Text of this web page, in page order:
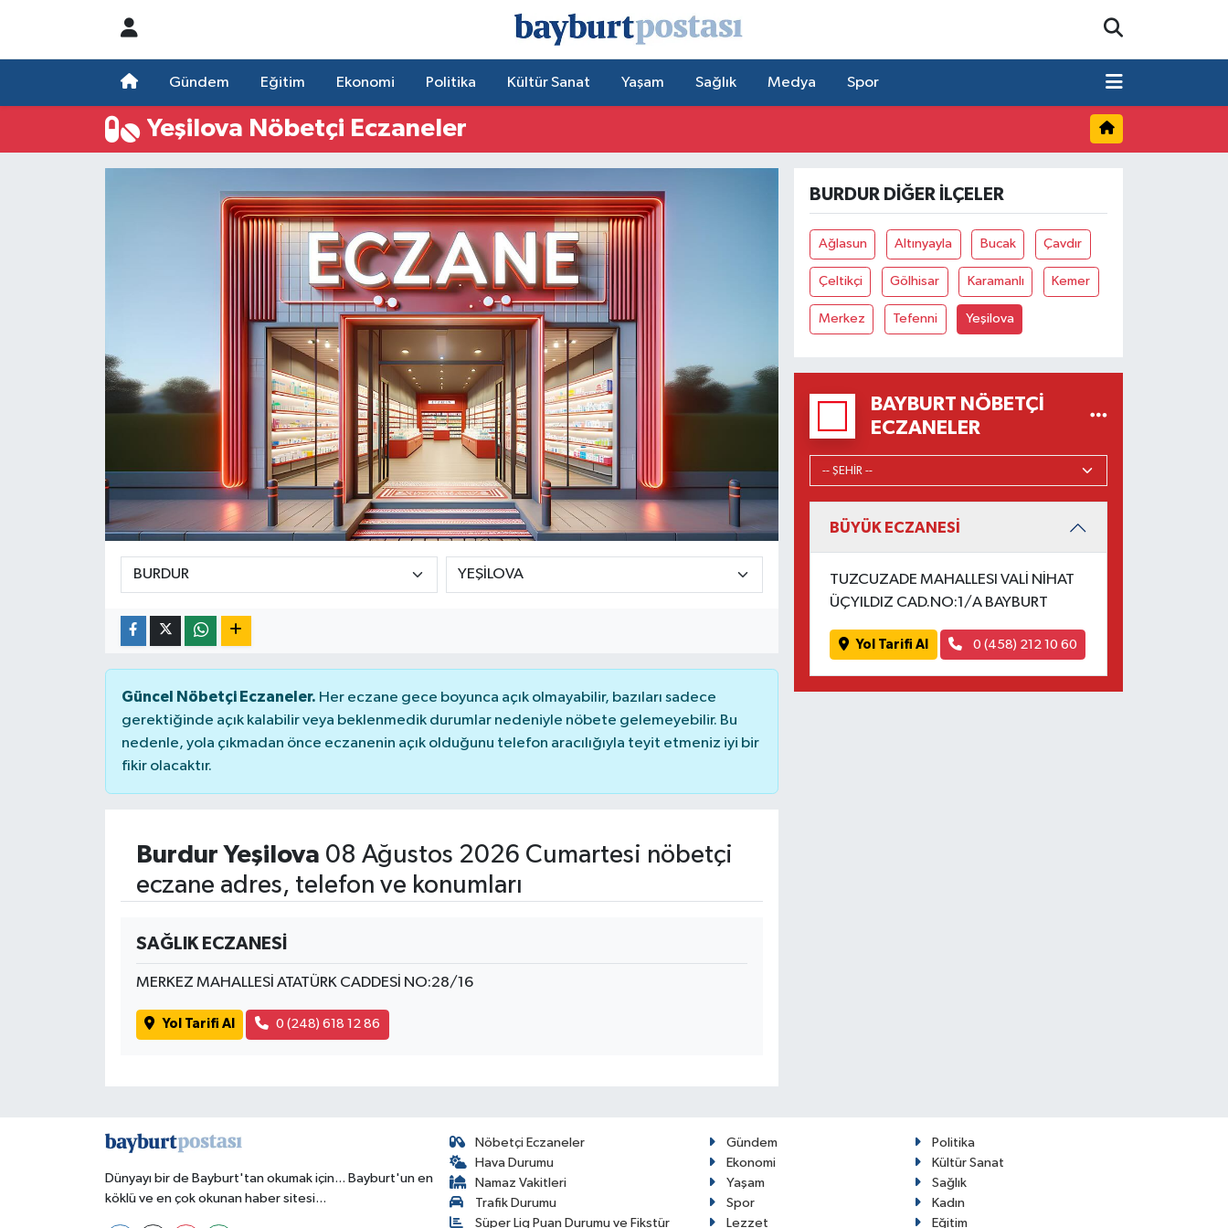
Gündem Eğitim Ekonomi Politika Kültür Sanat Yaşam Sağlık Medya Spor
Yeşilova Nöbetçi Eczaneler
Güncel Nöbetçi Eczaneler. Her eczane gece boyunca açık olmayabilir, bazıları sadece
gerektiğinde açık kalabilir veya beklenmedik durumlar nedeniyle nöbete gelemeyebilir. Bu
nedenle, yola çıkmadan önce eczanenin açık olduğunu telefon aracılığıyla teyit etmeniz iyi bir
fikir olacaktır.
Burdur Yeşilova 08 Ağustos 2026 Cumartesi nöbetçi
eczane adres, telefon ve konumları
SAĞLIK ECZANESİ
MERKEZ MAHALLESİ ATATÜRK CADDESİ NO:28/16
Yol Tarifi Al 0 (248) 618 12 86
BURDUR DIĞER İLÇELER
Ağlasun Altınyayla Bucak Çavdır
Çeltikçi Gölhisar Karamanlı Kemer
Merkez Tefenni Yeşilova
BAYBURT NÖBETÇI
ECZANELER
BÜYÜK ECZANESİ
TUZCUZADE MAHALLESI VALİ NİHAT
ÜÇYILDIZ CAD.NO:1/A BAYBURT
Yol Tarifi Al 0 (458) 212 10 60
Dünyayı bir de Bayburt'tan okumak için... Bayburt'un en
köklü ve en çok okunan haber sitesi...
Nöbetçi Eczaneler
Hava Durumu
Namaz Vakitleri
Trafik Durumu
Süper Lig Puan Durumu ve Fikstür
Gündem
Politika
Ekonomi
Kültür Sanat
Yaşam
Sağlık
Spor
Kadın
Lezzet
Eğitim
Hava Durumu
Süper Lig Puan Durumu ve Fikstür
Haber Arşivi